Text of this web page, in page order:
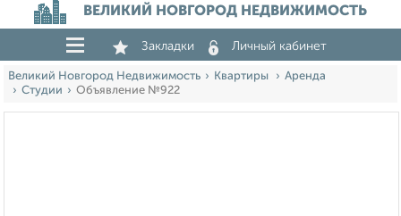
ВЕЛИКИЙ НОВГОРОД НЕДВИЖИМОСТЬ
Закладки Личный кабинет
Великий Новгород Недвижимость Квартиры
Аренда
Студии
Объявление №922